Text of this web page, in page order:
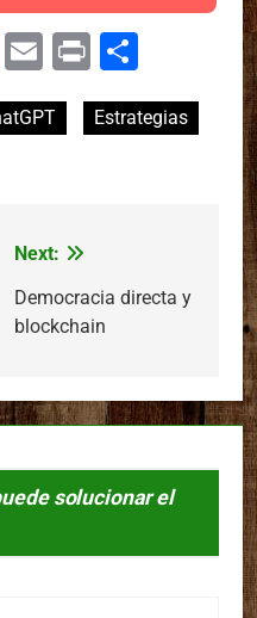
Telegram
Email
Print
Estrategias
Next:
Democracia directa y
blockchain
solucionar el